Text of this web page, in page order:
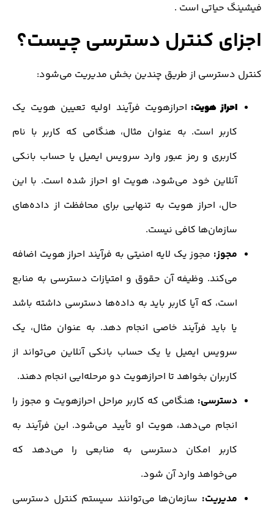
حیاتی است .
کنترل دسترسی چیست؟
از طریق چندین بخش مدیریت می‌شود:
هویت:احرازهویت فرآیند اولیه تعیین هویت یک
است. به عنوان مثال، هنگامی که کاربر با نام
و رمز‌ عبور وارد سرویس ایمیل یا حساب بانکی
خود می‌شود، هویت او احراز شده است. با این
احراز هویت به تنهایی برای محافظت از داده‌های
کافی نیست.
مجوز یک لایه امنیتی به فرآیند احراز هویت اضافه
وظیفه آن حقوق و امتیازات دسترسی به منابع
که آیا کاربر باید به داده‌ها دسترسی داشته باشد
باید فرآیند خاصی انجام دهد. به عنوان مثال، یک
ایمیل یا یک حساب بانکی آنلاین می‌تواند از
بخواهد تا احرازهویت دو مرحله‌ایی انجام دهند.
هنگامی که کاربر مراحل احرازهویت و مجوز را
می‌دهد، هویت او تأیید می‌شود. این فرآیند به
امکان دسترسی به منابعی را می‌دهد که
وارد آن شود.
سازمان‌ها می‌توانند سیستم کنترل دسترسی